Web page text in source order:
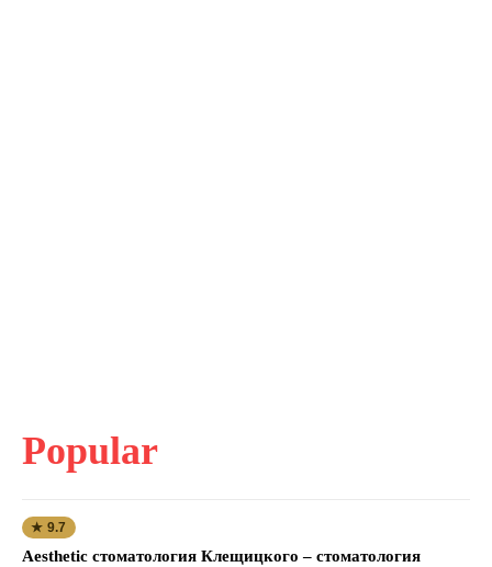
Popular
★ 9.7
Aesthetic стоматология Клещицкого – стоматология